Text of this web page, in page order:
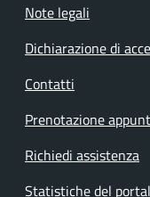
Note legali
Dichiarazione di
Contatti
Prenotazione
Richiedi assistenza
Statistiche del